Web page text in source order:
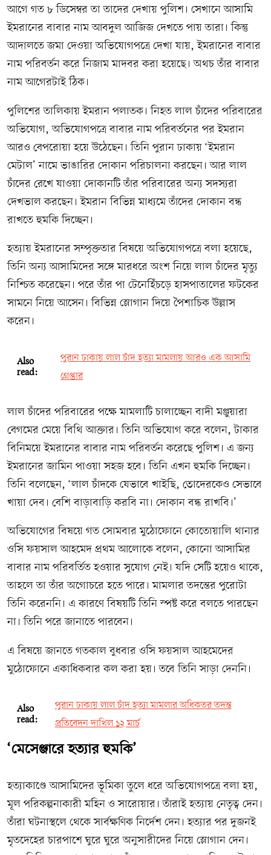
আগে গত ৮ ডিসেম্বর তা তাদের দেখায় পুলিশ। সেখানে আসামি
ইমরানের বাবার নাম আবদুল আজিজ দেখতে পায় তারা। কিন্তু
আদালতে জমা দেওয়া অভিযোগপত্রে দেখা যায়, ইমরানের বাবার
নাম পরিবর্তন করে নিজাম মাদবর করা হয়েছে। অথচ তাঁর বাবার
নাম আগেরটাই ঠিক।
পুলিশের তালিকায় ইমরান পলাতক। নিহত লাল চাঁদের পরিবারের
অভিযোগ, অভিযোগপত্রে বাবার নাম পরিবর্তনের পর ইমরান
আরও বেপরোয়া হয়ে উঠেছেন। তিনি পুরান ঢাকায় ‘ইমরান
মেটাল’ নামে ভাঙারির দোকান পরিচালনা করছেন। আর লাল
চাঁদের রেখে যাওয়া দোকানটি তাঁর পরিবারের অন্য সদস্যরা
দেখভাল করছেন। ইমরান বিভিন্ন মাধ্যমে তাঁদের দোকান বন্ধ
রাখতে হুমকি দিচ্ছেন।
হত্যায় ইমরানের সম্পৃক্ততার বিষয়ে অভিযোগপত্রে বলা হয়েছে,
তিনি অন্য আসামিদের সঙ্গে মারধরে অংশ নিয়ে লাল চাঁদের মৃত্যু
নিশ্চিত করেছেন। পরে তাঁর পা টেনেহিঁচড়ে হাসপাতালের ফটকের
সামনে নিয়ে আসেন। বিভিন্ন স্লোগান দিয়ে পৈশাচিক উল্লাস
করেন।
Also
read:
পুরান ঢাকায় লাল চাঁদ হত্যা মামলায় আরও এক আসামি
গ্রেপ্তার
লাল চাঁদের পরিবারের পক্ষে মামলাটি চালাচ্ছেন বাদী মঞ্জুয়ারা
বেগমের মেয়ে বিথি আক্তার। তিনি অভিযোগ করে বলেন, টাকার
বিনিময়ে ইমরানের বাবার নাম পরিবর্তন করেছে পুলিশ। এ জন্য
ইমরানের জামিন পাওয়া সহজ হবে। তিনি এখন হুমকি দিচ্ছেন।
তিনি বলেছেন, ‘লাল চাঁদকে যেভাবে খাইছি, তোদেরকেও সেভাবে
খায়া দেব। বেশি বাড়াবাড়ি করবি না। দোকান বন্ধ রাখবি।’
অভিযোগের বিষয়ে গত সোমবার মুঠোফোনে কোতোয়ালি থানার
ওসি ফয়সাল আহমেদ প্রথম আলোকে বলেন, কোনো আসামির
বাবার নাম পরিবর্তিত হওয়ার সুযোগ নেই। যদি সেটি হয়েও থাকে,
তাহলে তা তাঁর অগোচরে হতে পারে। মামলার তদন্তের পুরোটা
তিনি করেননি। এ কারণে বিষয়টি তিনি স্পষ্ট করে বলতে পারছেন
না। তিনি পরে জানাতে পারবেন।
এ বিষয়ে জানতে গতকাল বুধবার ওসি ফয়সাল আহমেদের
মুঠোফোনে একাধিকবার কল করা হয়। তবে তিনি সাড়া দেননি।
Also
read:
পুরান ঢাকায় লাল চাঁদ হত্যা মামলার অধিকতর তদন্ত
প্রতিবেদন দাখিল ১২ মার্চ
‘মেসেঞ্জারে হত্যার হুমকি’
হত্যাকাণ্ডে আসামিদের ভূমিকা তুলে ধরে অভিযোগপত্রে বলা হয়,
মূল পরিকল্পনাকারী মহিন ও সারোয়ার। তাঁরাই হত্যায় নেতৃত্ব দেন।
তাঁরা ঘটনাস্থলে থেকে সার্বক্ষণিক নির্দেশ দেন। হত্যার পর দুজনই
মৃতদেহের চারপাশে ঘুরে ঘুরে অনুসারীদের নিয়ে স্লোগান দেন।